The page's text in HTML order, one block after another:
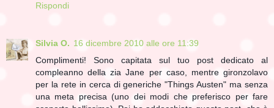
Rispondi
Silvia O. 16 dicembre 2010 alle ore 11:39
Complimenti! Sono capitata sul tuo post dedicato al
compleanno della zia Jane per caso, mentre gironzolavo
per la rete in cerca di generiche "Things Austen" ma senza
una meta precisa (uno dei modi che preferisco per fare